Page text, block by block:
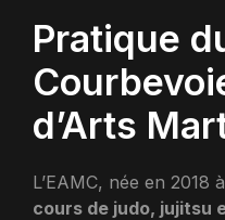
Pratique
d’Arts
L’EAMC, née en 2018
cours de judo, jujitsu